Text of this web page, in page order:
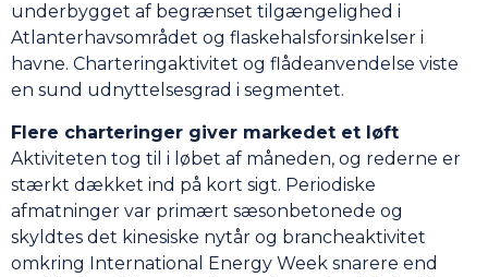
underbygget af begrænset tilgængelighed i
Atlanterhavsområdet og flaskehalsforsinkelser i
havne. Charteringaktivitet og flådeanvendelse viste
en sund udnyttelsesgrad i segmentet.
Flere charteringer giver markedet et løft
Aktiviteten tog til i løbet af måneden, og rederne er
stærkt dækket ind på kort sigt. Periodiske
afmatninger var primært sæsonbetonede og
skyldtes det kinesiske nytår og brancheaktivitet
omkring International Energy Week snarere end